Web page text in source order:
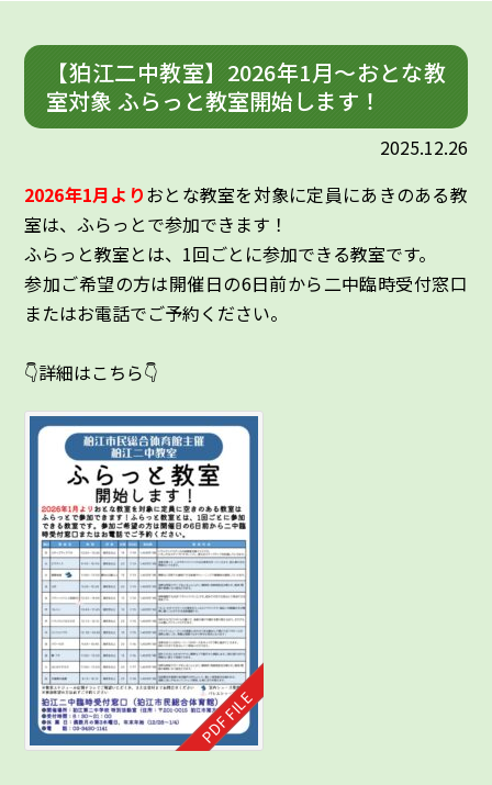
【狛江二中教室】2026年1月～おとな教
室対象 ふらっと教室開始します！
2025.12.26
2026年1月よりおとな教室を対象に定員にあきのある教
室は、ふらっとで参加できます！
ふらっと教室とは、1回ごとに参加できる教室です。
参加ご希望の方は開催日の6日前から二中臨時受付窓口
またはお電話でご予約ください。
👇詳細はこちら👇